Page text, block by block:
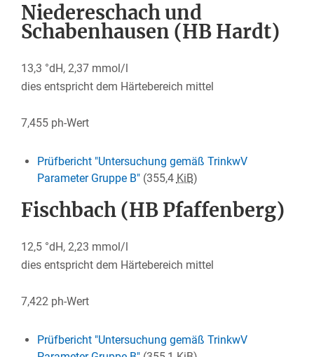
Niedereschach und
Schabenhausen (HB Hardt)
13,3 °dH, 2,37 mmol/l
dies entspricht dem Härtebereich mittel
7,455 ph-Wert
Prüfbericht "Untersuchung gemäß TrinkwV
Parameter Gruppe B"(355,4 KiB)
Fischbach (HB Pfaffenberg)
12,5 °dH, 2,23 mmol/l
dies entspricht dem Härtebereich mittel
7,422 ph-Wert
Prüfbericht "Untersuchung gemäß TrinkwV